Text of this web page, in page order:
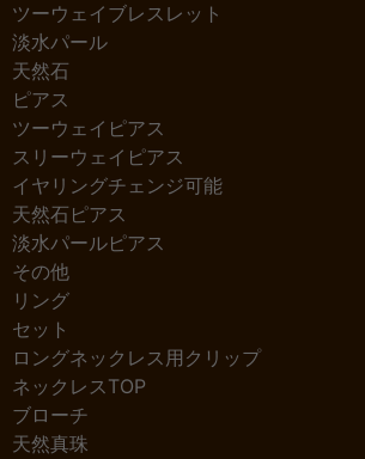
ツーウェイブレスレット
淡水パール
天然石
ピアス
ツーウェイピアス
スリーウェイピアス
イヤリングチェンジ可能
天然石ピアス
淡水パールピアス
その他
リング
セット
ロングネックレス用クリップ
ネックレスTOP
ブローチ
天然真珠